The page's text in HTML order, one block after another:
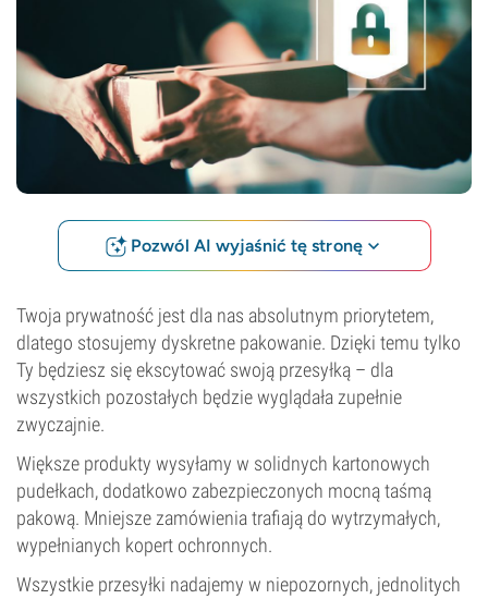
Pozwól AI wyjaśnić tę stronę
Twoja prywatność jest dla nas absolutnym priorytetem,
dlatego stosujemy dyskretne pakowanie. Dzięki temu tylko
Ty będziesz się ekscytować swoją przesyłką – dla
wszystkich pozostałych będzie wyglądała zupełnie
zwyczajnie.
Większe produkty wysyłamy w solidnych kartonowych
pudełkach, dodatkowo zabezpieczonych mocną taśmą
pakową. Mniejsze zamówienia trafiają do wytrzymałych,
wypełnianych kopert ochronnych.
Wszystkie przesyłki nadajemy w niepozornych, jednolitych